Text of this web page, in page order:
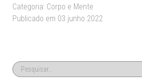
Categoria: Corpo e Mente
Publicado em 03 junho 2022